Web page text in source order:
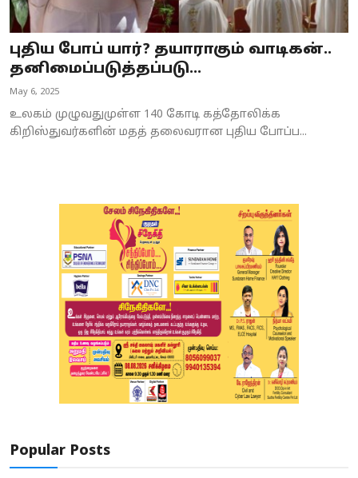
World
Astrology
Spirituality
Weather
புதிய போப் யார்? தயாராகும் வாடிகன்..
தனிமைப்படுத்தப்படு...
May 6, 2025
உலகம் முழுவதுமுள்ள 140 கோடி கத்தோலிக்க
கிறிஸ்துவர்களின் மதத் தலைவரான புதிய போப்ப...
Popular Posts